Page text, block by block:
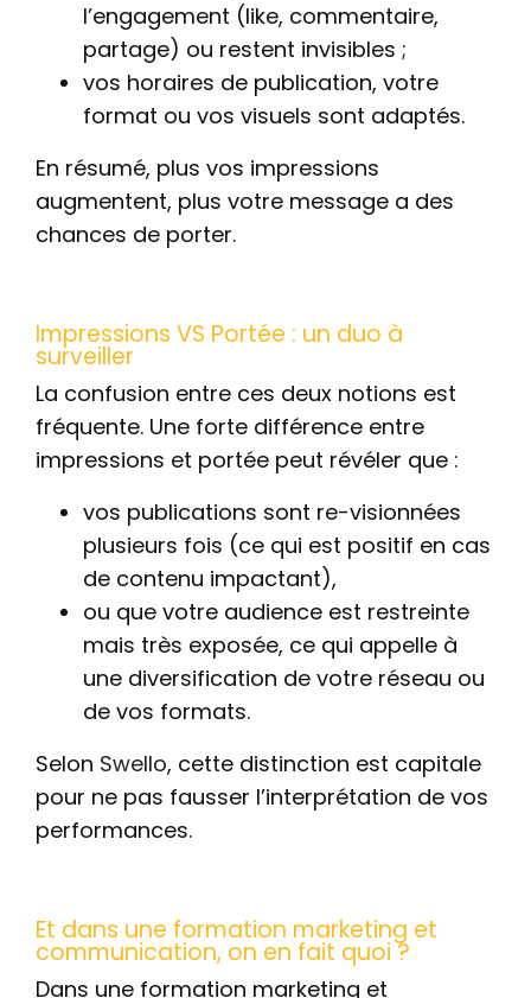
l’engagement (like, commentaire,
partage) ou restent invisibles ;
vos horaires de publication, votre
format ou vos visuels sont adaptés.
En résumé, plus vos impressions
augmentent, plus votre message a des
chances de porter.
Impressions VS Portée : un duo à
surveiller
La confusion entre ces deux notions est
fréquente. Une forte différence entre
impressions et portée peut révéler que :
vos publications sont re-visionnées
plusieurs fois (ce qui est positif en cas
de contenu impactant),
ou que votre audience est restreinte
mais très exposée, ce qui appelle à
une diversification de votre réseau ou
de vos formats.
Selon Swello, cette distinction est capitale
pour ne pas fausser l’interprétation de vos
performances.
Et dans une formation marketing et
communication, on en fait quoi ?
Dans une formation marketing et